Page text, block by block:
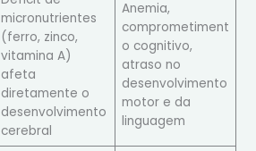
micronutrientes
(ferro, zinco,
vitamina A)
afeta
diretamente o
desenvolvimento
cerebral
Anemia,
comprometiment
o cognitivo,
atraso no
desenvolvimento
motor e da
linguagem